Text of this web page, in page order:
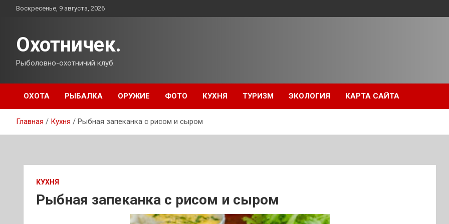
ПерейтиВоскресенье, 9 августа, 2026
Охотничек.
Рыболовно-охотничий клуб.
ОХОТА РЫБАЛКА ОРУЖИЕ ФОТО КУХНЯ ТУРИЗМ ЭКОЛОГИЯ КАРТА САЙТА
Главная Кухня Рыбная запеканка с рисом и сыром
КУХНЯ
Рыбная запеканка с рисом и сыром